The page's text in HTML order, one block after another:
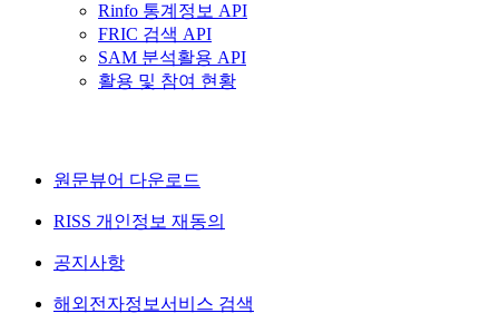
Rinfo 통계정보 API
FRIC 검색 API
SAM 분석활용 API
활용 및 참여 현황
원문뷰어 다운로드
RISS 개인정보 재동의
공지사항
해외전자정보서비스 검색